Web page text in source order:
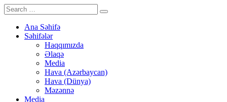
Ana Səhifə
Səhifələr
Haqqımızda
Əlaqə
Media
Hava (Azərbaycan)
Hava (Dünya)
Məzənnə
Media